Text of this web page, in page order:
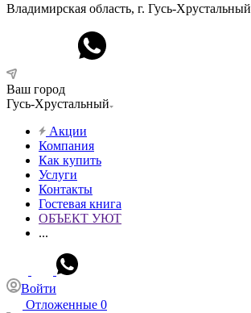
Владимирская область, г. Гусь-Хрустальный
Ваш город
Гусь-Хрустальный
Акции
Компания
Как купить
Услуги
Контакты
Гостевая книга
ОБЪЕКТ УЮТ
...
Войти
Отложенные 0